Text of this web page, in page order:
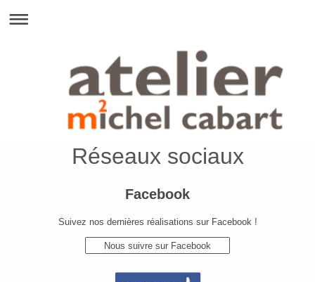
Réseaux sociaux
Facebook
Suivez nos dernières réalisations sur Facebook !
Nous suivre sur Facebook